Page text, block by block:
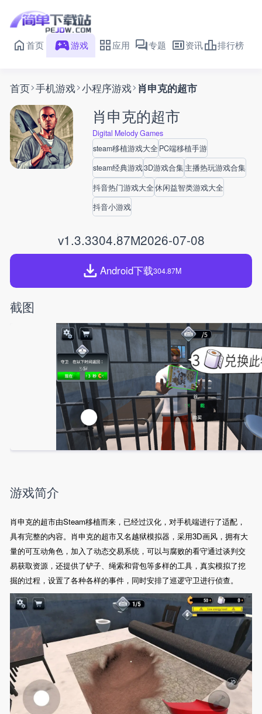
首页 游戏 应用 专题 资讯 排行榜
首页 手机游戏 小程序游戏 肖申克的超市
肖申克的超市
Digital Melody Games
steam移植游戏大全PC端移植手游
steam经典游戏3D游戏合集主播热玩游戏合集
抖音热门游戏大全休闲益智类游戏大全
抖音小游戏
v1.3.3304.87M2026-07-08
Android下载304.87M
截图
游戏简介
肖申克的超市由Steam移植而来，已经过汉化，对手机端进行了适配，
具有完整的内容。肖申克的超市又名越狱模拟器，采用3D画风，拥有大
量的可互动角色，加入了动态交易系统，可以与腐败的看守通过谈判交
易获取资源，还提供了铲子、绳索和背包等多样的工具，真实模拟了挖
掘的过程，设置了各种各样的事件，同时安排了巡逻守卫进行侦查。